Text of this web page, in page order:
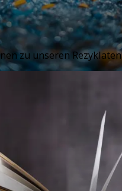
zu unseren Rezyklaten